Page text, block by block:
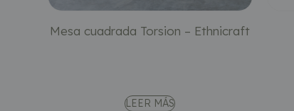
Mesa cuadrada Torsion – Ethnicraft
LEER MÁS